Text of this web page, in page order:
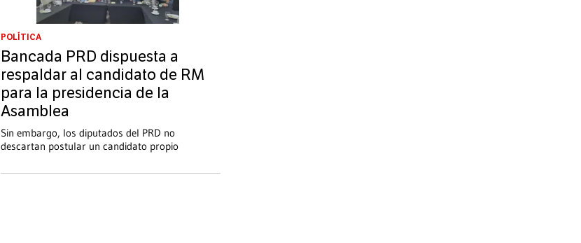
POLÍTICA
Bancada PRD dispuesta a
respaldar al candidato de RM
para la presidencia de la
Asamblea
Sin embargo, los diputados del PRD no
descartan postular un candidato propio